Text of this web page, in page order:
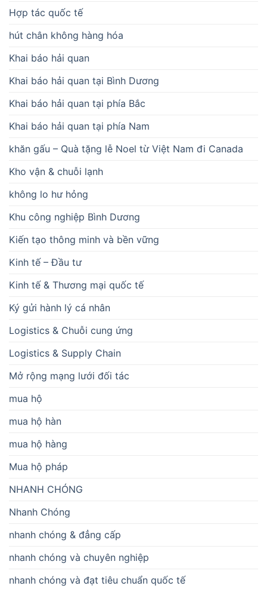
Hợp tác quốc tế
hút chân không hàng hóa
Khai báo hải quan
Khai báo hải quan tại Bình Dương
Khai báo hải quan tại phía Bắc
Khai báo hải quan tại phía Nam
khăn gấu – Quà tặng lễ Noel từ Việt Nam đi Canada
Kho vận & chuỗi lạnh
không lo hư hỏng
Khu công nghiệp Bình Dương
Kiến tạo thông minh và bền vững
Kinh tế – Đầu tư
Kinh tế & Thương mại quốc tế
Ký gửi hành lý cá nhân
Logistics & Chuỗi cung ứng
Logistics & Supply Chain
Mở rộng mạng lưới đối tác
mua hộ
mua hộ hàn
mua hộ hàng
Mua hộ pháp
NHANH CHÓNG
Nhanh Chóng
nhanh chóng & đẳng cấp
nhanh chóng và chuyên nghiệp
nhanh chóng và đạt tiêu chuẩn quốc tế